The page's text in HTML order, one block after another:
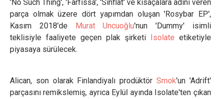
'No Such Thing', 'Farfissa', 'Sinflat' ve kısaçalara adını veren
parça olmak üzere dört yapımdan oluşan 'Rosybar EP',
Kasım 2018'de
Murat Uncuoğlu'nun 'Dummy' isimli
teklisiyle faaliyete geçen plak şirketi
Isolate etiketiyle
piyasaya sürülecek.
Alican, son olarak Finlandiyalı prodüktörSmok'un 'Adrift'
parçasını remikslemiş, ayrıca Eylül ayında Isolate'ten çıkan